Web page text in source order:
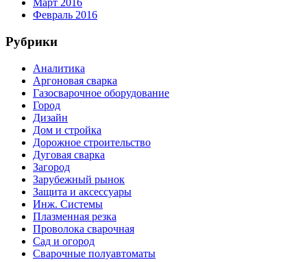
Март 2016
Февраль 2016
Рубрики
Аналитика
Аргоновая сварка
Газосварочное оборудование
Город
Дизайн
Дом и стройка
Дорожное строительство
Дуговая сварка
Загород
Зарубежный рынок
Защита и аксессуары
Инж. Системы
Плазменная резка
Проволока сварочная
Сад и огород
Сварочные полуавтоматы